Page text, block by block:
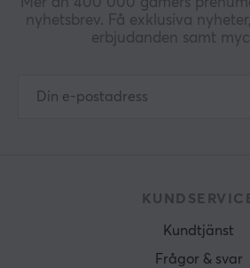
Mer än 400 000 gamers
nyhetsbrev. Få exklusiva
erbjudanden samt
Kundtjänst
Frågor & svar